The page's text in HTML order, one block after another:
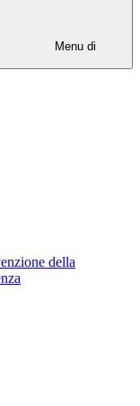
Menu di
della